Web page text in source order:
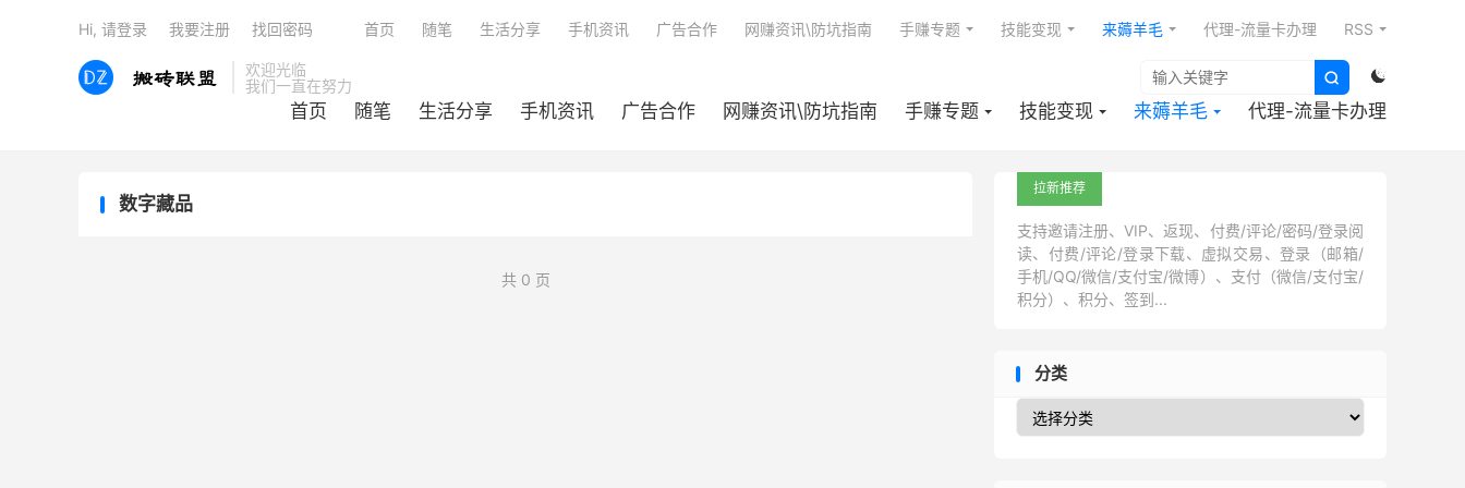
欢迎光临
我们一直在努力


首页 随笔 生活分享 手机资讯 广告合作 网赚资讯\防坑指南 手赚专题 技能变现 来薅羊毛 代理-流量卡办理
首页 随笔 生活分享 手机资讯 广告合作 网赚资讯\防坑指南 手赚专题 技能变现 来薅羊毛 代理-流量卡办理 RSS
Hi, 请登录 我要注册 找回密码
数字藏品
共 0 页
拉新推荐
支持邀请注册、VIP、返现、付费/评论/密码/登录阅
读、付费/评论/登录下载、虚拟交易、登录（邮箱/
手机/QQ/微信/支付宝/微博）、支付（微信/支付宝/
积分）、积分、签到...
分类